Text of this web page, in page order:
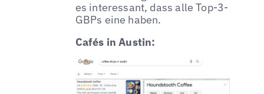
es interessant, dass alle Top-3-
GBPs eine haben.
Cafés in Austin: